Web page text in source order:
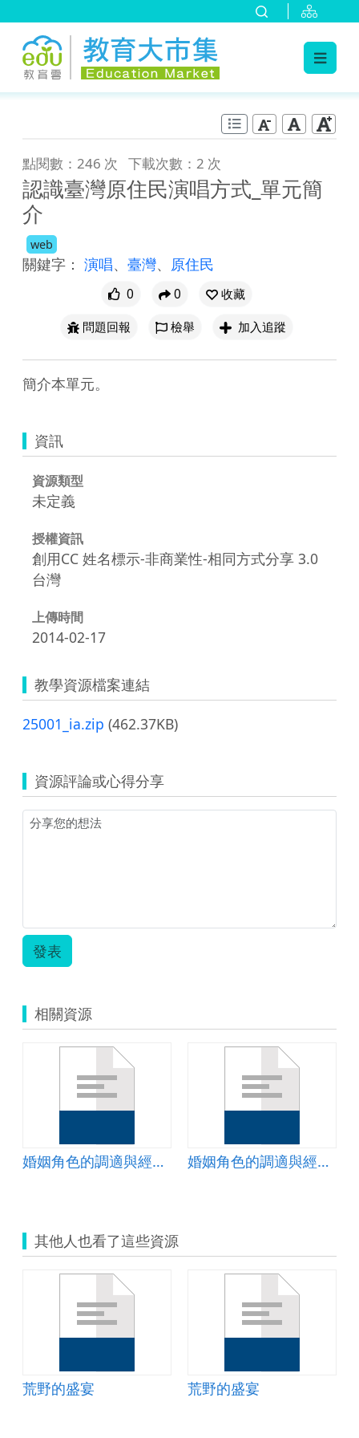
點閱數：246 次 下載次數：2 次
認識臺灣原住民演唱方式_單元簡
介
web
關鍵字： 演唱、 臺灣、 原住民
0 0
收藏
問題回報
檢舉 加入追蹤
簡介本單元。
資訊
資源類型
未定義
授權資訊
創用CC 姓名標示-非商業性-相同方式分享 3.0
台灣
上傳時間
2014-02-17
教學資源檔案連結
25001_ia.zip (462.37KB)
資源評論或心得分享
發表
相關資源
婚姻角色的調適與經營(四)共親職篇教案 婚姻角色的調適與經營(三)財務管理篇教案
其他人也看了這些資源
荒野的盛宴 荒野的盛宴